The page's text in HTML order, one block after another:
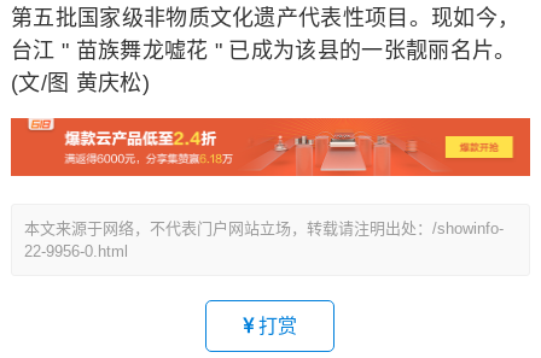
第五批国家级非物质文化遗产代表性项目。现如今，
台江 " 苗族舞龙嘘花 " 已成为该县的一张靓丽名片。
(文/图 黄庆松)
本文来源于网络，不代表门户网站立场，转载请注明出处：/showinfo-
22-9956-0.html
打赏